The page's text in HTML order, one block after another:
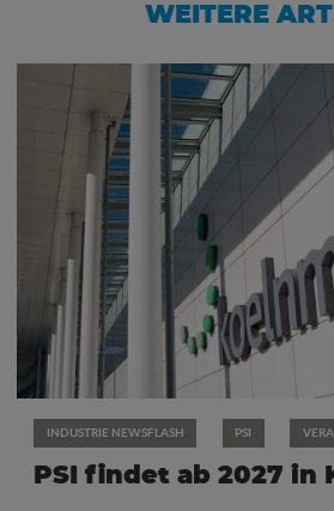
WEITERE
INDUSTRIE NEWSFLASH PSI
PSI findet ab 2027 in